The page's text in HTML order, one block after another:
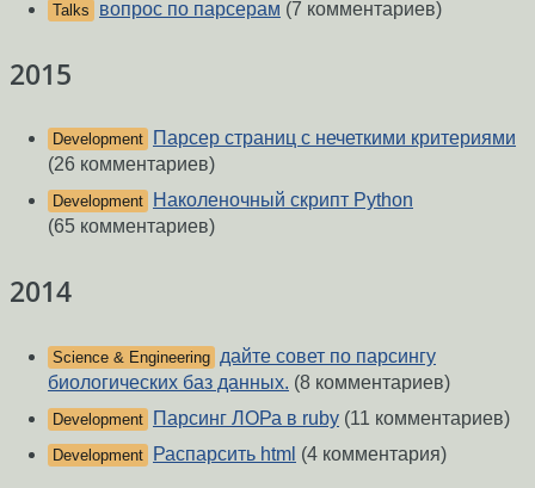
Talks вопрос по парсерам (7 комментариев)
2015
Development
Парсер страниц с нечеткими критериями
(26 комментариев)
Development
Наколеночный скрипт Python
(65 комментариев)
2014
Science & Engineering дайте совет по парсингу
биологических баз данных. (8 комментариев)
Development Парсинг ЛОРа в ruby (11 комментариев)
Development Распарсить html (4 комментария)